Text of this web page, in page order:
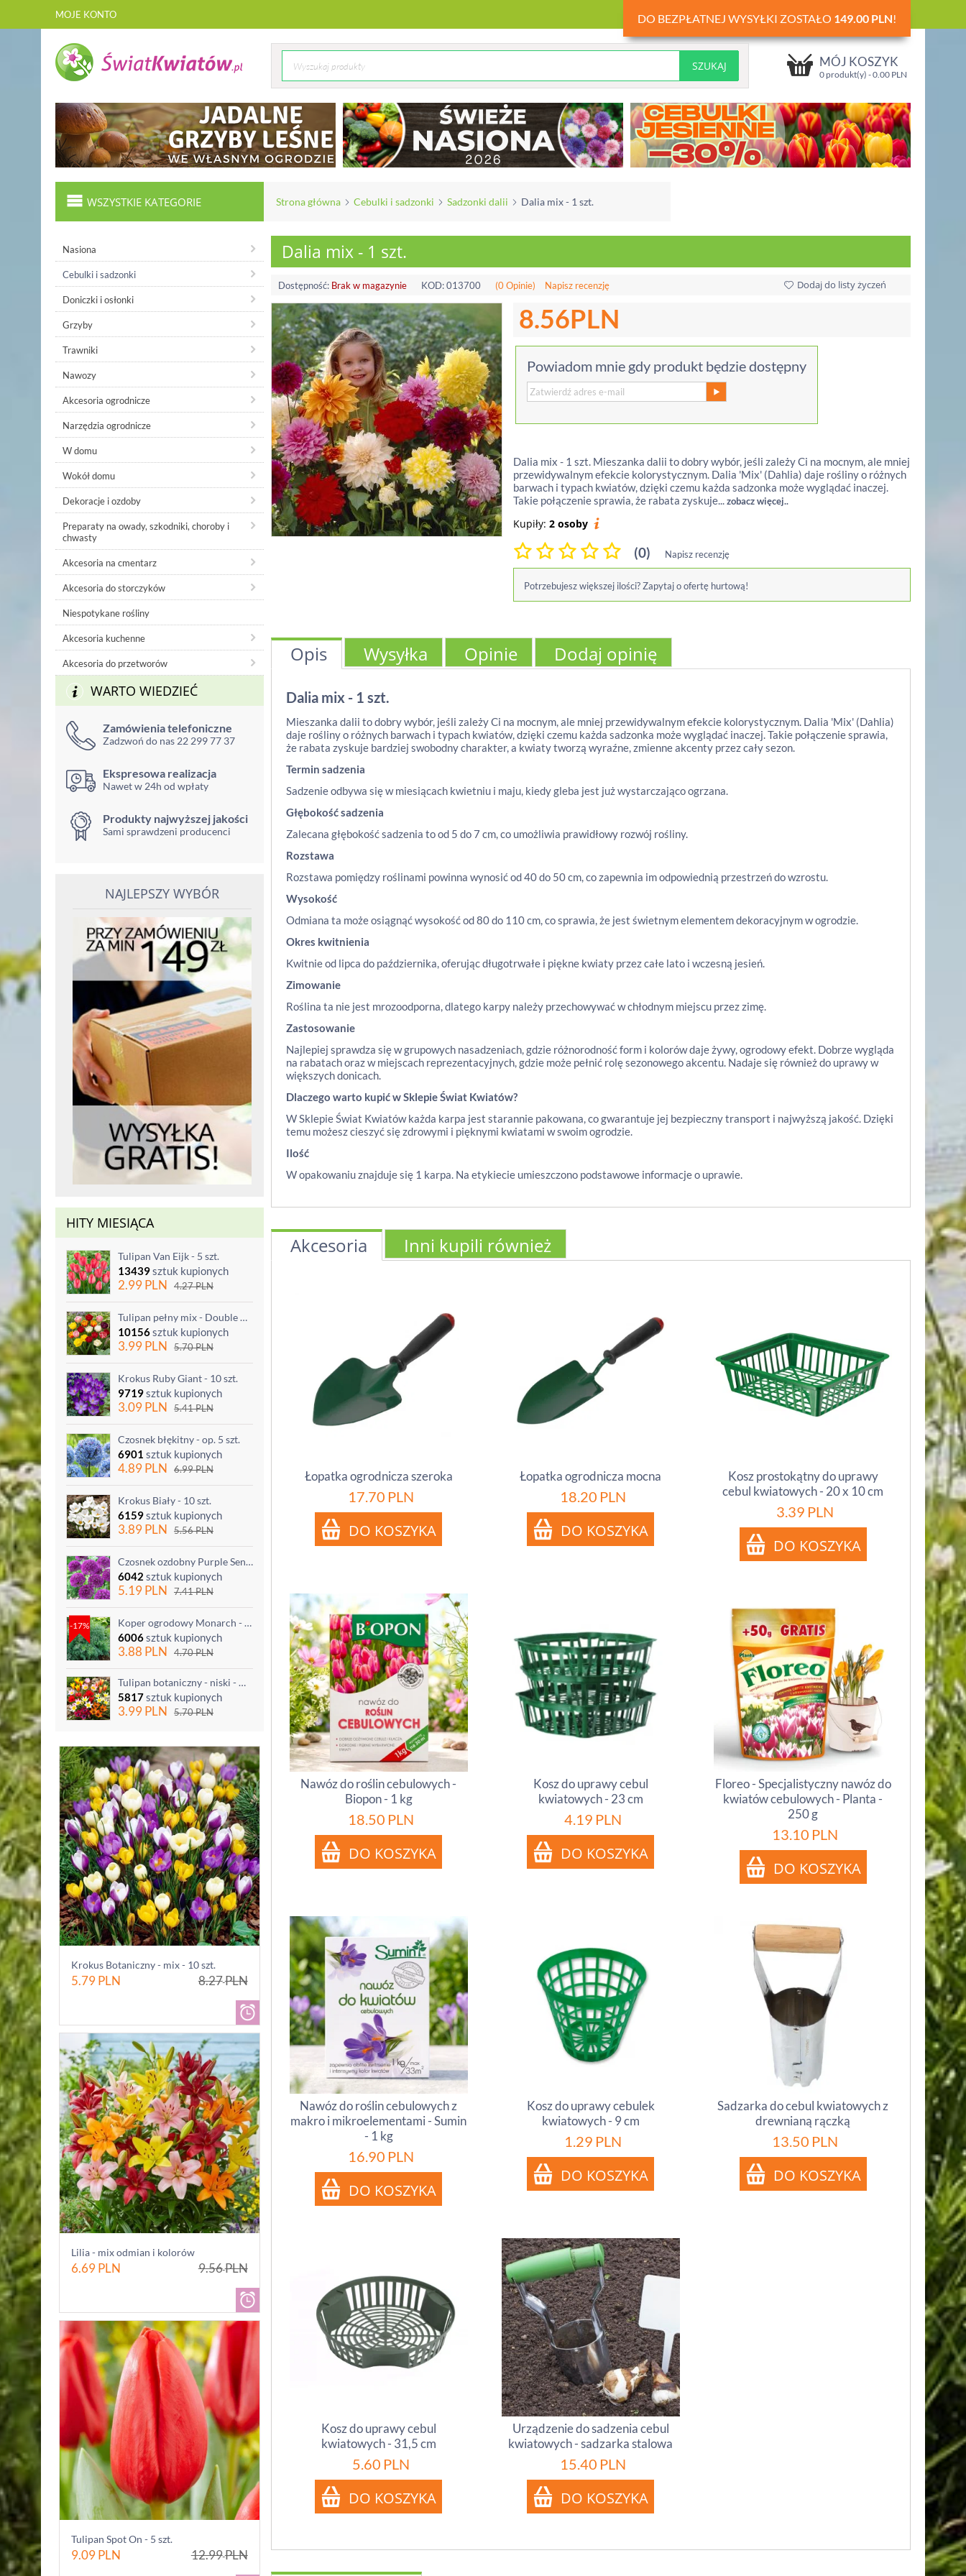
MOJE KONTO DO BEZPŁATNEJ WYSYŁKI ZOSTAŁO 149.00 PLN!
MÓJ KOSZYK
0 produkt(y) -0.00 PLN
WSZYSTKIE KATEGORIE Strona główna Cebulki i sadzonki Sadzonki dalii Dalia mix - 1 szt.
Nasiona
Cebulki i sadzonki
Doniczki i osłonki
Grzyby
Trawniki
Nawozy
Akcesoria ogrodnicze
Narzędzia ogrodnicze
W domu
Wokół domu
Dekoracje i ozdoby
Preparaty na owady, szkodniki, choroby i
chwasty
Akcesoria na cmentarz
Akcesoria do storczyków
Niespotykane rośliny
Akcesoria kuchenne
Akcesoria do przetworów
WARTO WIEDZIEĆ
Zamówienia telefoniczne
Zadzwoń do nas 22 299 77 37
Ekspresowa realizacja
Nawet w 24h od wpłaty
Produkty najwyższej jakości
Sami sprawdzeni producenci
NAJLEPSZY WYBÓR
HITY MIESIĄCA
Tulipan Van Eijk - 5 szt.
13439sztuk kupionych
2.99PLN 4.27PLN
Tulipan pełny mix - Double mix - 5 szt.
10156sztuk kupionych
3.99PLN 5.70PLN
Krokus Ruby Giant - 10 szt.
9719sztuk kupionych
3.09PLN 5.41PLN
Czosnek błękitny - op. 5 szt.
6901 sztuk kupionych
4.89PLN 6.99PLN
Krokus Biały - 10 szt.
6159sztuk kupionych
3.89PLN 5.56PLN
Czosnek ozdobny Purple Sensation - op. 3 szt.
6042 sztuk kupionych
5.19PLN 7.41PLN
-17% Koper ogrodowy Monarch - po ścięciu odrasta
6006sztuk kupionych
3.88 PLN 4.70PLN
Tulipan botaniczny - niski - mix kolorów - 5 szt.
5817sztuk kupionych
3.99PLN 5.70PLN
Krokus Botaniczny - mix - 10 szt.
5.79PLN 8.27PLN
Lilia - mix odmian i kolorów
6.69PLN 9.56PLN
Tulipan Spot On - 5 szt.
9.09PLN 12.99PLN
Dalia mix - 1 szt.
Dostępność: Brak w magazynie KOD:013700 (0 Opinie) Napisz recenzję Dodaj do listy życzeń
8.56PLN
Powiadom mnie gdy produkt będzie dostępny
Dalia mix - 1 szt. Mieszanka dalii to dobry wybór, jeśli zależy Ci na mocnym, ale mniej
przewidywalnym efekcie kolorystycznym. Dalia 'Mix' (Dahlia) daje rośliny o różnych
barwach i typach kwiatów, dzięki czemu każda sadzonka może wyglądać inaczej.
Takie połączenie sprawia, że rabata zyskuje...zobacz więcej..
Kupiły: 2 osoby
(0) Napisz recenzję
Potrzebujesz większej ilości? Zapytaj o ofertę hurtową!
Opis Wysyłka Opinie Dodaj opinię
Dalia mix - 1 szt.
Mieszanka dalii to dobry wybór, jeśli zależy Ci na mocnym, ale mniej przewidywalnym efekcie kolorystycznym. Dalia 'Mix' (Dahlia)
daje rośliny o różnych barwach i typach kwiatów, dzięki czemu każda sadzonka może wyglądać inaczej. Takie połączenie sprawia,
że rabata zyskuje bardziej swobodny charakter, a kwiaty tworzą wyraźne, zmienne akcenty przez cały sezon.
Termin sadzenia
Sadzenie odbywa się w miesiącach kwietniu i maju, kiedy gleba jest już wystarczająco ogrzana.
Głębokość sadzenia
Zalecana głębokość sadzenia to od 5 do 7 cm, co umożliwia prawidłowy rozwój rośliny.
Rozstawa
Rozstawa pomiędzy roślinami powinna wynosić od 40 do 50 cm, co zapewnia im odpowiednią przestrzeń do wzrostu.
Wysokość
Odmiana ta może osiągnąć wysokość od 80 do 110 cm, co sprawia, że jest świetnym elementem dekoracyjnym w ogrodzie.
Okres kwitnienia
Kwitnie od lipca do października, oferując długotrwałe i piękne kwiaty przez całe lato i wczesną jesień.
Zimowanie
Roślina ta nie jest mrozoodporna, dlatego karpy należy przechowywać w chłodnym miejscu przez zimę.
Zastosowanie
Najlepiej sprawdza się w grupowych nasadzeniach, gdzie różnorodność form i kolorów daje żywy, ogrodowy efekt. Dobrze wygląda
na rabatach oraz w miejscach reprezentacyjnych, gdzie może pełnić rolę sezonowego akcentu. Nadaje się również do uprawy w
większych donicach.
Dlaczego warto kupić w Sklepie Świat Kwiatów?
W Sklepie Świat Kwiatów każda karpa jest starannie pakowana, co gwarantuje jej bezpieczny transport i najwyższą jakość. Dzięki
temu możesz cieszyć się zdrowymi i pięknymi kwiatami w swoim ogrodzie.
Ilość
W opakowaniu znajduje się 1 karpa. Na etykiecie umieszczono podstawowe informacje o uprawie.
Akcesoria Inni kupili również
Łopatka ogrodnicza szeroka
17.70 PLN
Łopatka ogrodnicza mocna
18.20 PLN
Kosz prostokątny do uprawy
cebul kwiatowych - 20 x 10 cm
3.39 PLN
Nawóz do roślin cebulowych -
Biopon - 1 kg
18.50 PLN
Kosz do uprawy cebul
kwiatowych - 23 cm
4.19 PLN
Floreo - Specjalistyczny nawóz do
kwiatów cebulowych - Planta -
250 g
13.10 PLN
Nawóz do roślin cebulowych z
makro i mikroelementami - Sumin
- 1 kg
16.90 PLN
Kosz do uprawy cebulek
kwiatowych - 9 cm
1.29 PLN
Sadzarka do cebul kwiatowych z
drewnianą rączką
13.50 PLN
Kosz do uprawy cebul
kwiatowych - 31,5 cm
5.60 PLN
Urządzenie do sadzenia cebul
kwiatowych - sadzarka stalowa
15.40 PLN